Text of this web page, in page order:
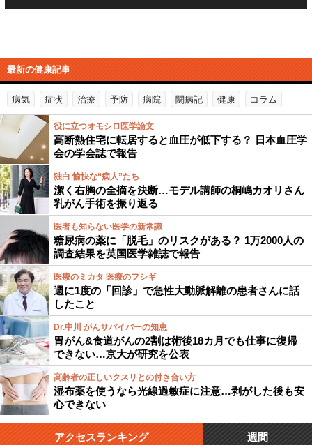
最新の健康記事
病気 症状 治療 予防 病院 闘病記 健康 コラム
役に立つオモシロ医学論文
高断熱住宅に転居すると血圧が低下する？ 日本血圧学
会の学会誌で報告
独白 愉快な“病人”たち
潔く右胸の全摘を決断…モデル講師の桐嶋カオリさん
乳がん手術を振り返る
医者も知らない医学の新常識
糖尿病の薬に「脱毛」のリスクがある？ 1万2000人の
調査結果を英国医学雑誌で報告
医療のミカタ 医療のフシギ
週に1度の「回診」で急性大動脈解離の患者さんに話
したこと
Dr.中川 がんサバイバーの知恵
胃がん&食道がんの2割は術後18カ月でも仕事に復帰
できない…京大が研究を公表
高齢者の正しいクスリとの付き合い方
湿布薬を使うなら光線過敏症に注意…剥がした後も安
心できない
アクセスランキング 週間